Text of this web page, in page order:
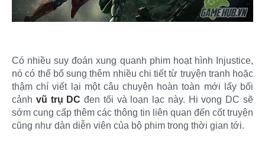
Có nhiều suy đoán xung quanh phim hoạt hình Injustice,
nó có thể bổ sung thêm nhiều chi tiết từ truyện tranh hoặc
thậm chí viết lại một câu chuyện hoàn toàn mới lấy bối
cảnh vũ trụ DC đen tối và loạn lạc này. Hi vọng DC sẽ
sớm cung cấp thêm các thông tin liên quan đến cốt truyện
cũng như dàn diễn viên của bộ phim trong thời gian tới.